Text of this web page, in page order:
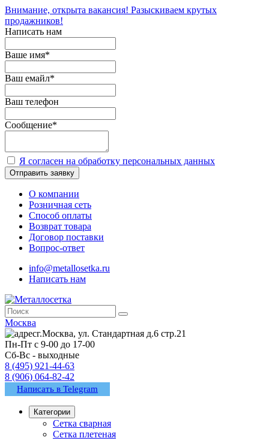
Внимание, открыта вакансия! Разыскиваем крутых
продажников!
Написать нам
Ваше имя*
Ваш емайл*
Ваш телефон
Сообщение*
Я согласен на обработку персональных данных
Отправить заявку
О компании
Розничная сеть
Способ оплаты
Возврат товара
Договор поставки
Вопрос-ответ
info@metallosetka.ru
Написать нам
Москва
г.Москва, ул. Стандартная д.6 стр.21
Пн-Пт с 9-00 до 17-00
Сб-Вс - выходные
8 (495) 921-44-63
8 (906) 064-82-42
Написать в Telegram
Категории
Сетка сварная
Сетка плетеная